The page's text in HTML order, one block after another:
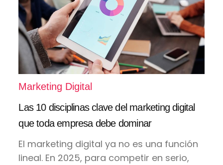
Marketing Digital
Las 10 disciplinas clave del marketing digital
que toda empresa debe dominar
El marketing digital ya no es una función
lineal. En 2025, para competir en serio,